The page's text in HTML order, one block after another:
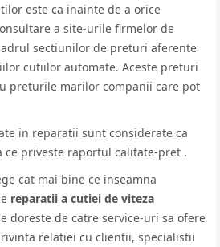
este ca inainte de a orice
a site-urile firmelor de
sectiunilor de preturi aferente
cutiilor automate. Aceste preturi
preturile marilor companii care pot
in reparatii sunt considerate ca
ce priveste raportul calitate-pret .
cat mai bine ce inseamna
reparatii a cutiei de viteza
doreste de catre service-uri sa ofere
relatiei cu clientii, specialistii